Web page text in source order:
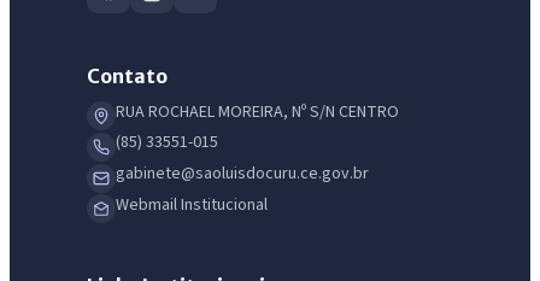
Contato
RUA ROCHAEL MOREIRA, Nº S/N CENTRO
(85) 33551-015
gabinete@saoluisdocuru.ce.gov.br
Webmail Institucional